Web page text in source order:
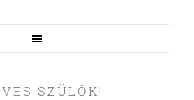
SZÜLŐK!